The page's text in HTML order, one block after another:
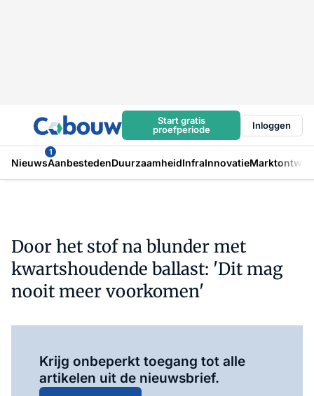
Start gratis
proefperiode
Inloggen
Nieuws
1
AanbestedenDuurzaamheidInfraInnovatie
Door het stof na blunder met
kwartshoudende ballast: 'Dit mag
nooit meer voorkomen'
Krijg onbeperkt toegang tot alle
artikelen uit de nieuwsbrief.